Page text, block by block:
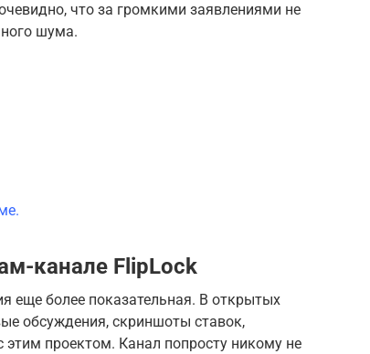
что за громкими заявлениями не
шума.
канале FlipLock
еще более показательная. В открытых
обсуждения, скриншоты ставок,
проектом. Канал попросту никому не